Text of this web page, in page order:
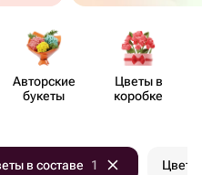
Авторские
букеты
Цветы в
коробке
в составе 1 Цвет